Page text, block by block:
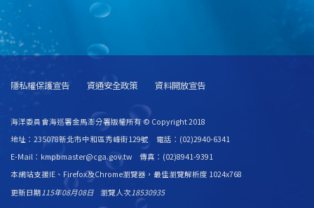
隱私權保護宣告 資通安全政策 資料開放宣告
海洋委員會海巡署金馬澎分署版權所有 © Copyright 2018
地址：235078新北市中和區秀峰街129號 電話：(02)2940-6341
E-Mail：kmpbmaster@cga.gov.tw 傳真：(02)8941-9391
本網站支援IE、Firefox及Chrome瀏覽器，最佳瀏覽解析度 1024x768
更新日期115年08月08日 瀏覽人次18530935